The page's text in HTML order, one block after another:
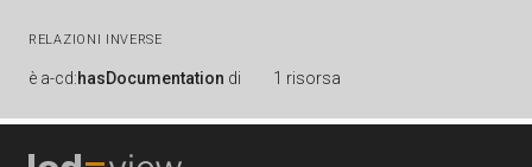
RELAZIONI INVERSE
è a-cd:hasDocumentation di 1 risorsa